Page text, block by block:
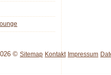
© Sitemap Kontakt Impressum